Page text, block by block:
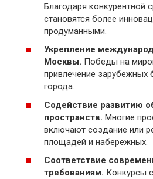
Благодаря конкурентной
становятся более
продуманными.
Укрепление
Москвы. Победы на
привлечение
города.
Содействие развитию
пространств. Многие
включают создание или
площадей и набережных.
Соответствие
требованиям. Конкурсы